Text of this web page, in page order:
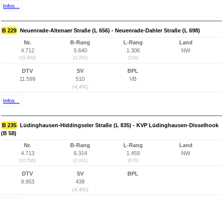
Infos...
B 229 Neuenrade-Altenaer Straße (L 656) - Neuenrade-Dahler Straße (L 698)
Nr.
4.712
(10.469)
B-Rang
5.640
(3.265)
L-Rang
1.306
(724)
Land
NW
DTV
11.599
SV
510
(4,4%)
BPL
VB
Infos...
B 235 Lüdinghausen-Hiddingseler Straße (L 835) - KVP Lüdinghausen-Disselhook
(B 58)
Nr.
4.713
(10.556)
B-Rang
6.314
(3.931)
L-Rang
1.459
(876)
Land
NW
DTV
9.953
SV
438
(4,4%)
BPL